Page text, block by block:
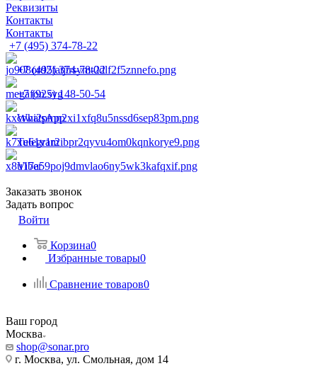
Реквизиты
Контакты
Контакты
+7 (495) 374-78-22
+7 (495) 374-78-22
+7 (925) 148-50-54
WhatsApp
Telegram
Viber
Заказать звонок
Задать вопрос
Войти
Корзина0
Избранные товары0
Сравнение товаров0
Ваш город
Москва
shop@sonar.pro
г. Москва, ул. Смольная, дом 14